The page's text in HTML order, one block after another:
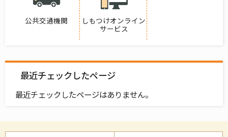
公共交通機関
しもつけオンライン
サービス
最近チェックしたページ
最近チェックしたページはありません。